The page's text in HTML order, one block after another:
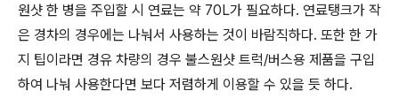
원샷 한 병을 주입할 시 연료는 약 70L가 필요하다. 연료탱크가 작
은 경차의 경우에는 나눠서 사용하는 것이 바람직하다. 또한 한 가
지 팁이라면 경유 차량의 경우 불스원샷 트럭/버스용 제품을 구입
하여 나눠 사용한다면 보다 저렴하게 이용할 수 있을 듯 하다.